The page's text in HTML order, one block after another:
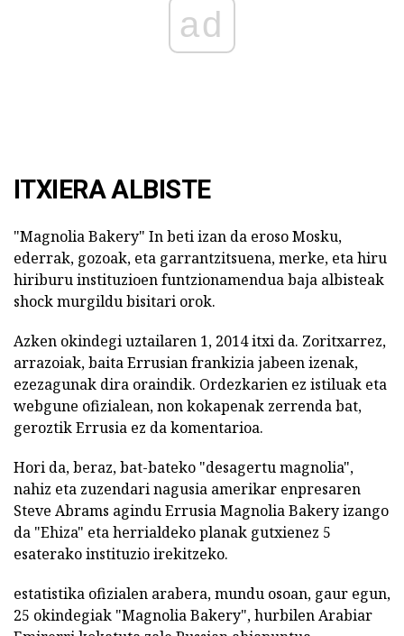
ad
ITXIERA ALBISTE
"Magnolia Bakery" In beti izan da eroso Mosku,
ederrak, gozoak, eta garrantzitsuena, merke, eta hiru
hiriburu instituzioen funtzionamendua baja albisteak
shock murgildu bisitari orok.
Azken okindegi uztailaren 1, 2014 itxi da. Zoritxarrez,
arrazoiak, baita Errusian frankizia jabeen izenak,
ezezagunak dira oraindik. Ordezkarien ez istiluak eta
webgune ofizialean, non kokapenak zerrenda bat,
geroztik Errusia ez da komentarioa.
Hori da, beraz, bat-bateko "desagertu magnolia",
nahiz eta zuzendari nagusia amerikar enpresaren
Steve Abrams agindu Errusia Magnolia Bakery izango
da "Ehiza" eta herrialdeko planak gutxienez 5
esaterako instituzio irekitzeko.
estatistika ofizialen arabera, mundu osoan, gaur egun,
25 okindegiak "Magnolia Bakery", hurbilen Arabiar